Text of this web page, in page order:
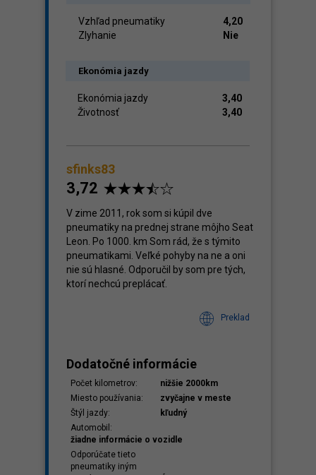
Vzhľad pneumatiky
4,20
Zlyhanie
Nie
Ekonómia jazdy
Ekonómia jazdy
3,40
Životnosť
3,40
sfinks83
3,72
V zime 2011, rok som si kúpil dve
pneumatiky na prednej strane môjho Seat
Leon. Po 1000. km Som rád, že s týmito
pneumatikami. Veľké pohyby na ne a oni
nie sú hlasné. Odporučil by som pre tých,
ktorí nechcú preplácať.
Preklad
Dodatočné informácie
Počet kilometrov:
nižšie 2000km
Miesto používania:
zvyčajne v meste
Štýl jazdy:
kľudný
Automobil:
žiadne informácie o vozidle
Odporúčate tieto
pneumatiky iným